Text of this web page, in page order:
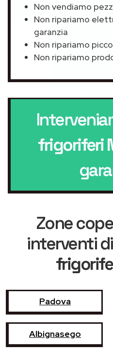
Non vendiamo
Non ripariamo
garanzia
Non ripariamo
Non ripariamo
frigoriferi
Zone
interventi di
Padova
Albignasego